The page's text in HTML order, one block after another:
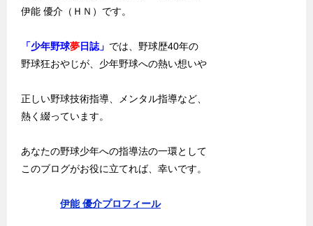
伊能 優介（ＨＮ）です。
「少年野球夢日誌」 では、野球歴40年の
野球狂おやじが、少年野球への熱い想いや
正しい野球技術指導、メンタル指導など、
熱く綴っています。
あなたの野球少年への指導法の一環として
このブログがお役に立てれば、幸いです。
伊能 優介プロフィール